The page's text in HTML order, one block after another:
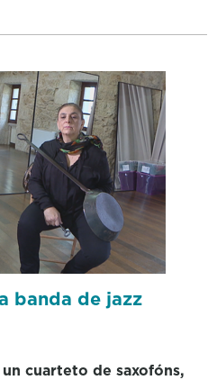
banda de jazz
cuarteto de saxofóns,